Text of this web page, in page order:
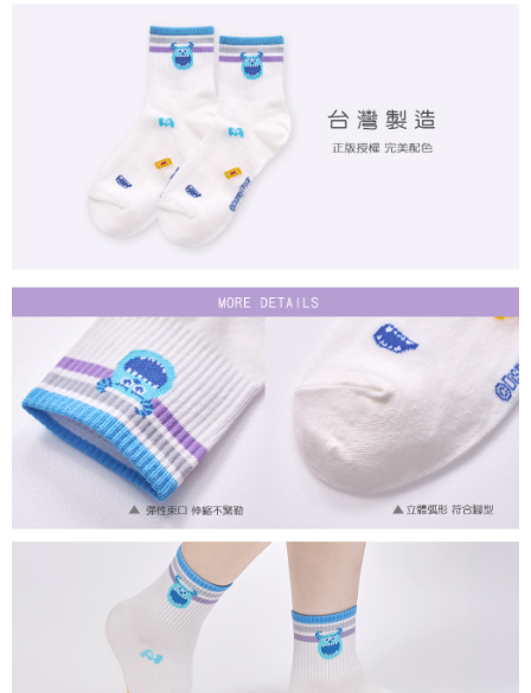
每筆NT$80，滿NT$899(含以上)免運費
每筆NT$80，滿NT$859(含以上)免運費
每筆NT$80，滿NT$899(含以上)免運費
宅配
每筆NT$85，滿NT$859(含以上)免運費